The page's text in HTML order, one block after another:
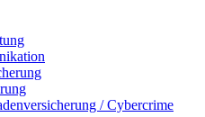
/ Cybercrime